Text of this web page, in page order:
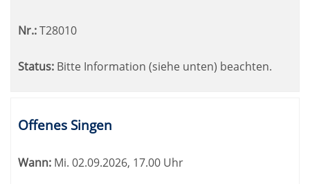
Nr.:T28010
Status: Bitte Information (siehe unten) beachten.
Offenes Singen
Wann: Mi. 02.09.2026, 17.00 Uhr